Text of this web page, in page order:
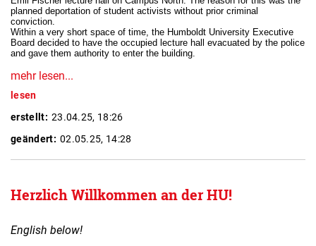
planned deportation of student activists without prior criminal
conviction.
Within a very short space of time, the Humboldt University Executive
Board decided to have the occupied lecture hall evacuated by the police
and gave them authority to enter the building.
mehr lesen...
lesen
erstellt: 23.04.25, 18:26
geändert: 02.05.25, 14:28
Herzlich Willkommen an der HU!
English below!